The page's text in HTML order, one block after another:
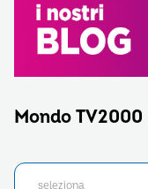
Mondo TV2000